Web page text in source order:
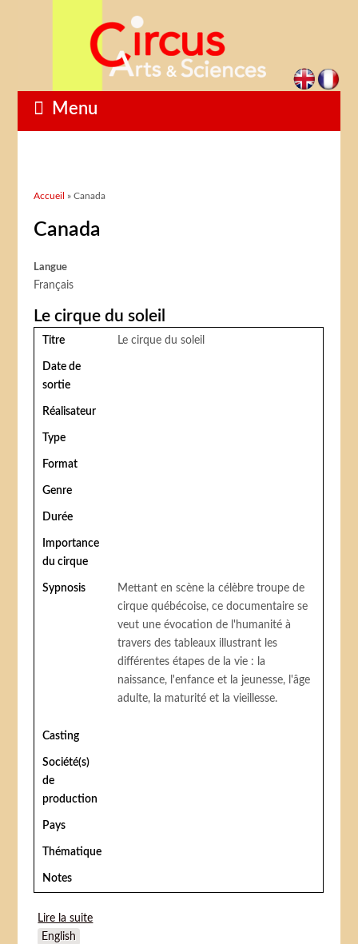
Menu
Vous êtes ici
Accueil » Canada
Canada
Langue
Français
Le cirque du soleil
Titre Le cirque du soleil
Date de
sortie
Réalisateur
Type
Format
Genre
Durée
Importance
du cirque
Sypnosis
Mettant en scène la célèbre troupe de
cirque québécoise, ce documentaire se
veut une évocation de l'humanité à
travers des tableaux illustrant les
différentes étapes de la vie : la
naissance, l'enfance et la jeunesse, l'âge
adulte, la maturité et la vieillesse.
Casting
Société(s)
de
production
Pays
Thématique
Notes
Lire la suite
English